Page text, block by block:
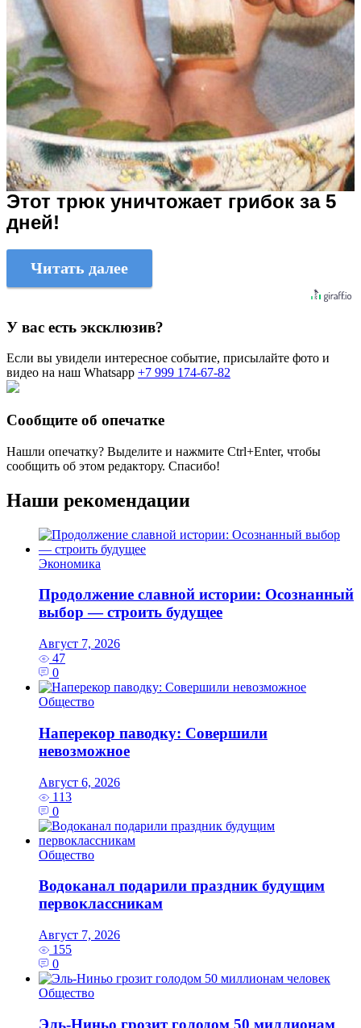
Этот трюк уничтожает грибок за 5
дней!
Читать далее
У вас есть эксклюзив?
Если вы увидели интересное событие, присылайте фото и
видео на наш Whatsapp +7 999 174-67-82
Сообщите об опечатке
Нашли опечатку? Выделите и нажмите Ctrl+Enter, чтобы
сообщить об этом редактору. Спасибо!
Наши рекомендации
Экономика
Продолжение славной истории: Осознанный
выбор — строить будущее
Август 7, 2026
47
0
Общество
Наперекор паводку: Совершили
невозможное
Август 6, 2026
113
0
Общество
Водоканал подарили праздник будущим
первоклассникам
Август 7, 2026
155
0
Общество
Эль‑Ниньо грозит голодом 50 миллионам